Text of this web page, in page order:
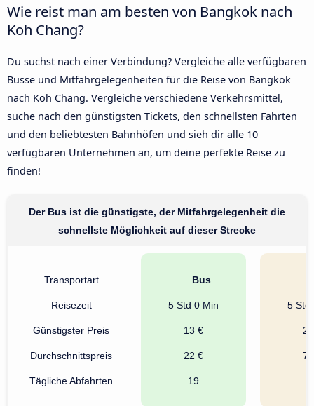
Wie reist man am besten von Bangkok nach
Koh Chang?
Du suchst nach einer Verbindung? Vergleiche alle verfügbaren
Busse und Mitfahrgelegenheiten für die Reise von Bangkok
nach Koh Chang. Vergleiche verschiedene Verkehrsmittel,
suche nach den günstigsten Tickets, den schnellsten Fahrten
und den beliebtesten Bahnhöfen und sieh dir alle 10
verfügbaren Unternehmen an, um deine perfekte Reise zu
finden!
Der Bus ist die günstigste, der Mitfahrgelegenheit die
schnellste Möglichkeit auf dieser Strecke
Transportart
Reisezeit
Günstigster Preis
Durchschnittspreis
Tägliche Abfahrten
Bus
5 Std 0 Min
13 €
22 €
19
5 Std